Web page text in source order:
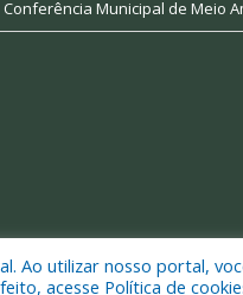
Conferência Municipal de Meio
do Ajuru.
Ao utilizar nosso portal,
acesse Política de